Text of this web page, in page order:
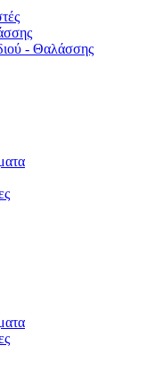
- Θαλάσσης